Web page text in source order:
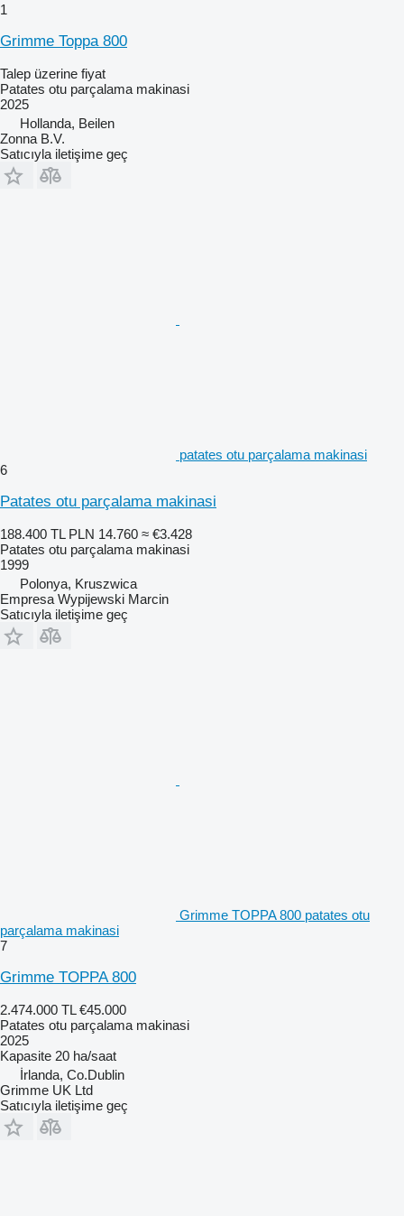
1
Grimme Toppa 800
Talep üzerine fiyat
Patates otu parçalama makinasi
2025
Hollanda, Beilen
Zonna B.V.
Satıcıyla iletişime geç
patates otu parçalama makinasi
6
Patates otu parçalama makinasi
188.400 TL PLN 14.760 ≈ €3.428
Patates otu parçalama makinasi
1999
Polonya, Kruszwica
Empresa Wypijewski Marcin
Satıcıyla iletişime geç
Grimme TOPPA 800 patates otu
parçalama makinasi
7
Grimme TOPPA 800
2.474.000 TL €45.000
Patates otu parçalama makinasi
2025
Kapasite 20 ha/saat
İrlanda, Co.Dublin
Grimme UK Ltd
Satıcıyla iletişime geç